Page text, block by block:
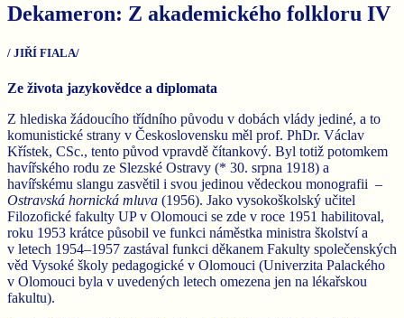
Dekameron: Z akademického folkloru IV
/ JIŘÍ FIALA/
Ze života jazykovědce a diplomata
Z hlediska žádoucího třídního původu v dobách vlády jediné, a to
komunistické strany v Československu měl prof. PhDr. Václav
Křístek, CSc., tento původ vpravdě čítankový. Byl totiž potomkem
havířského rodu ze Slezské Ostravy (* 30. srpna 1918) a
havířskému slangu zasvětil i svou jedinou vědeckou monografii –
Ostravská hornická mluva (1956). Jako vysokoškolský učitel
Filozofické fakulty UP v Olomouci se zde v roce 1951 habilitoval,
roku 1953 krátce působil ve funkci náměstka ministra školství a
v letech 1954–1957 zastával funkci děkanem Fakulty společenských
věd Vysoké školy pedagogické v Olomouci (Univerzita Palackého
v Olomouci byla v uvedených letech omezena jen na lékařskou
fakultu).